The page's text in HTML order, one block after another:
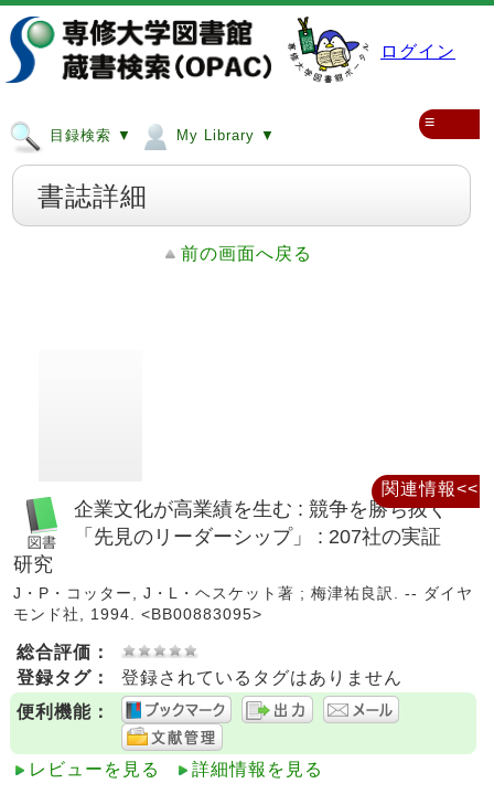
ログイン
目録検索 ▼ My Library ▼
≡
書誌詳細
前の画面へ戻る
企業文化が高業績を生む : 競争を勝ち抜く
「先見のリーダーシップ」 : 207社の実証
研究
J・P・コッター, J・L・ヘスケット著 ; 梅津祐良訳. -- ダイヤ
モンド社, 1994. <BB00883095>
総合評価：
登録タグ：
登録されているタグはありません
便利機能：
レビューを見る 詳細情報を見る
関連情報<<